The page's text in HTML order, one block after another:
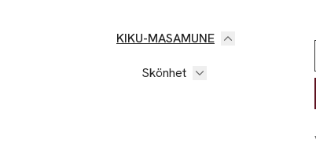
Hoppa till produktsidan
KIKU-MASAMUNE
Skönhet